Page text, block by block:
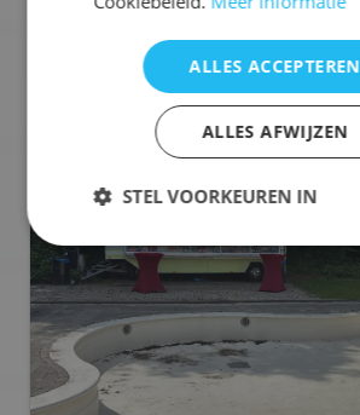
ALLES ACCEPTEREN
ALLES AFWIJZEN
STEL VOORKEUREN IN